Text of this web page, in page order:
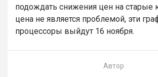
подождать снижения цен на старые
цена не является проблемой, эти
процессоры выйдут 16 ноября.
Автор